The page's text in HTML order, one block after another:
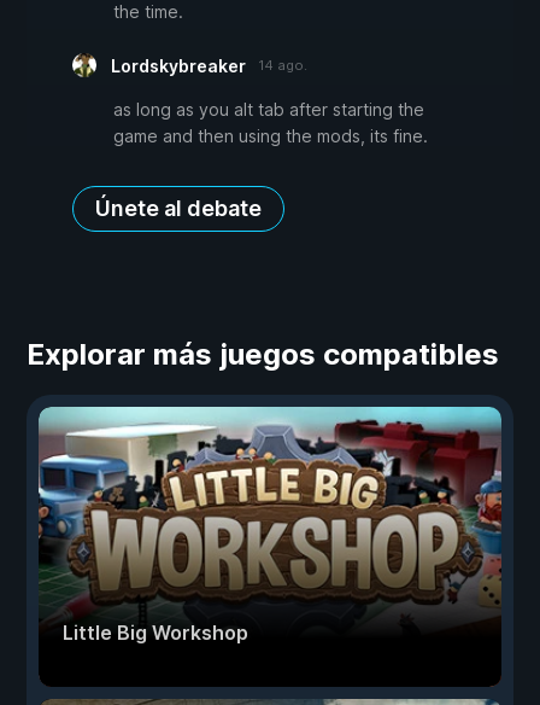
the time.
Lordskybreaker 14 ago.
as long as you alt tab after starting the
game and then using the mods, its fine.
Únete al debate
Explorar más juegos compatibles
Little Big Workshop